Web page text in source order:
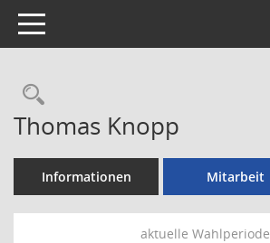
Toggle navigation
Rechercheauswahl
Thomas Knopp
Informationen Mitarbeit
aktuelle Wahlperiode